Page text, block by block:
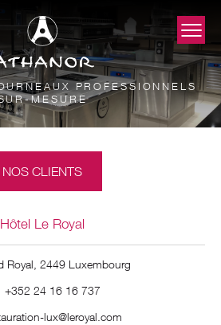
PROFESSIONNELS
MESURE
NOS CLIENTS
Hôtel Le Royal
Royal, 2449 Luxembourg
+352 24 16 16 737
lux@leroyal.com